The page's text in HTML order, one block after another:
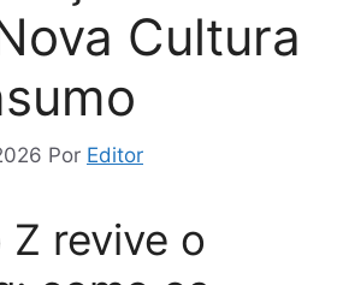
Cultura
Por Editor
Z revive o